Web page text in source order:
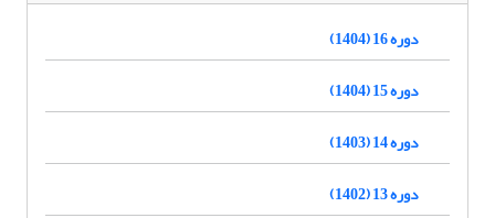
دوره 16 (1404)
دوره 15 (1404)
دوره 14 (1403)
دوره 13 (1402)